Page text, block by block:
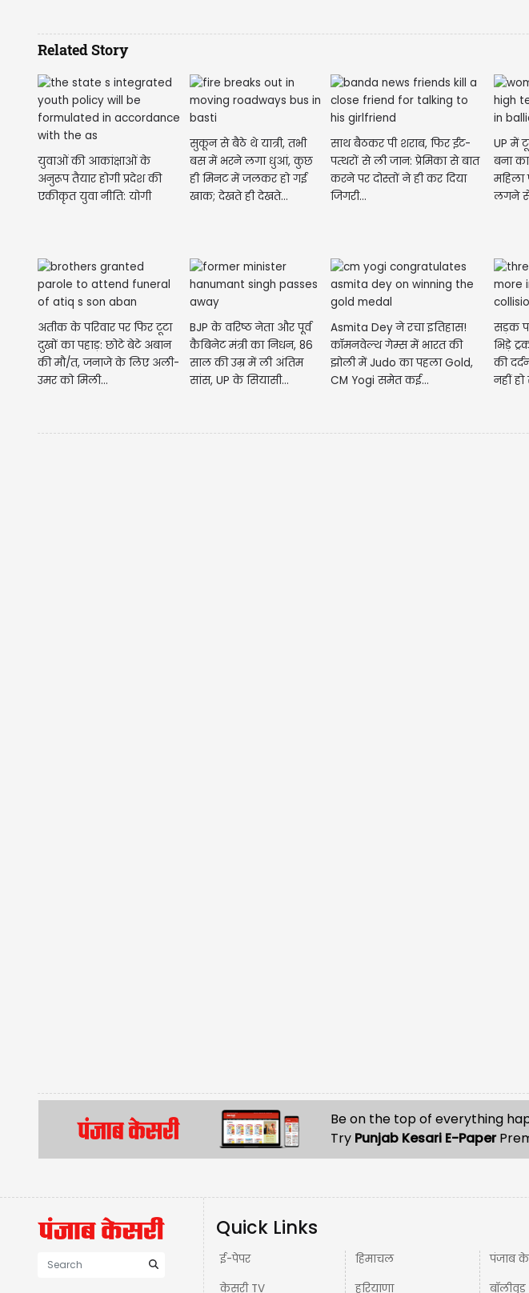
Related Story
युवाओं की आकांक्षाओं के
अनुरूप तैयार होगी प्रदेश की
एकीकृत युवा नीति: योगी
सुकून से बैठे थे यात्री, तभी
बस में भरने लगा धुआं, कुछ
ही मिनट में जलकर हो गई
खाक; देखते ही देखते...
साथ बैठकर पी शराब, फिर ईंट-
पत्थरों से ली जान: प्रेमिका से बात
करने पर दोस्तों ने ही कर दिया
जिगरी...
UP में
बना
महिला
लगने से
अतीक के परिवार पर फिर टूटा
दुखों का पहाड़: छोटे बेटे अबान
की मौ/त, जनाजे के लिए अली-
उमर को मिली...
BJP के वरिष्ठ नेता और पूर्व
कैबिनेट मंत्री का निधन, 86
साल की उम्र में ली अंतिम
सांस, UP के सियासी...
Asmita Dey ने रचा इतिहास!
कॉमनवेल्थ गेम्स में भारत की
झोली में Judo का पहला Gold,
CM Yogi समेत कई...
सड़क
भिड़े
की
नहीं
Be on the top of everything
Quick Links